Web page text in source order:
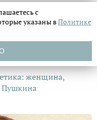
женщина,
Пушкина
с
указаны вПолитике